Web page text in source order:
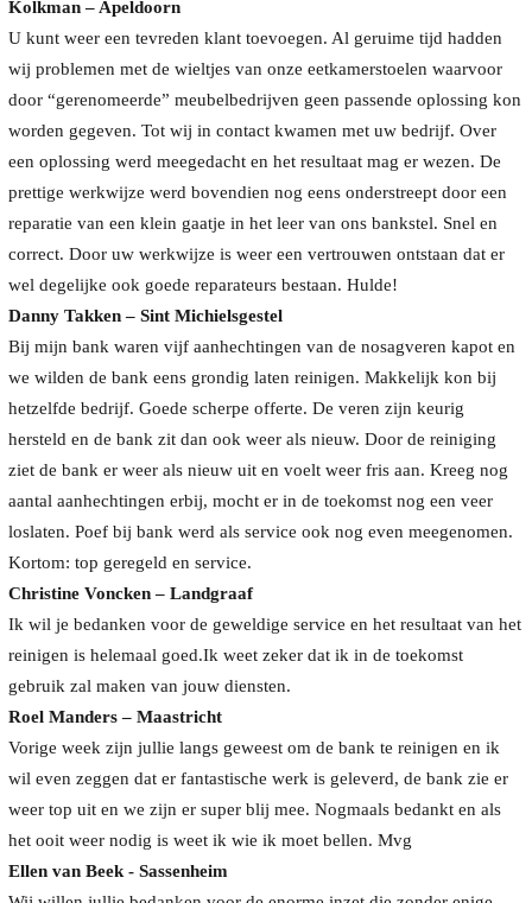
Kolkman – Apeldoorn
U kunt weer een tevreden klant toevoegen. Al geruime tijd hadden
wij problemen met de wieltjes van onze eetkamerstoelen waarvoor
door “gerenomeerde” meubelbedrijven geen passende oplossing kon
worden gegeven. Tot wij in contact kwamen met uw bedrijf. Over
een oplossing werd meegedacht en het resultaat mag er wezen. De
prettige werkwijze werd bovendien nog eens onderstreept door een
reparatie van een klein gaatje in het leer van ons bankstel. Snel en
correct. Door uw werkwijze is weer een vertrouwen ontstaan dat er
wel degelijke ook goede reparateurs bestaan. Hulde!
Danny Takken – Sint Michielsgestel
Bij mijn bank waren vijf aanhechtingen van de nosagveren kapot en
we wilden de bank eens grondig laten reinigen. Makkelijk kon bij
hetzelfde bedrijf. Goede scherpe offerte. De veren zijn keurig
hersteld en de bank zit dan ook weer als nieuw. Door de reiniging
ziet de bank er weer als nieuw uit en voelt weer fris aan. Kreeg nog
aantal aanhechtingen erbij, mocht er in de toekomst nog een veer
loslaten. Poef bij bank werd als service ook nog even meegenomen.
Kortom: top geregeld en service.
Christine Voncken – Landgraaf
Ik wil je bedanken voor de geweldige service en het resultaat van het
reinigen is helemaal goed.Ik weet zeker dat ik in de toekomst
gebruik zal maken van jouw diensten.
Roel Manders – Maastricht
Vorige week zijn jullie langs geweest om de bank te reinigen en ik
wil even zeggen dat er fantastische werk is geleverd, de bank zie er
weer top uit en we zijn er super blij mee. Nogmaals bedankt en als
het ooit weer nodig is weet ik wie ik moet bellen. Mvg
Ellen van Beek - Sassenheim